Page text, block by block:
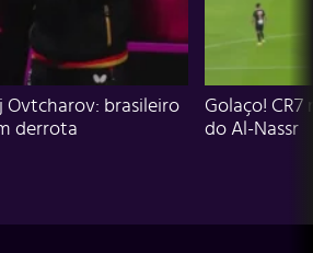
Ovtcharov: brasileiro
derrota
Golaço!
do Al-Nassr